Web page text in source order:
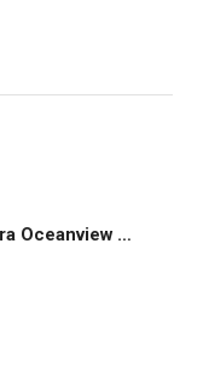
Luxury holiday - Madeira Oceanview Paradise